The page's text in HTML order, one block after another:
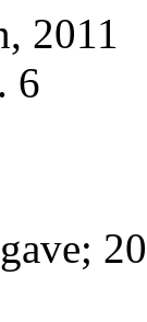
2011
6